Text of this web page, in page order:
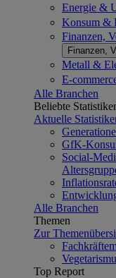
Energie &
Konsum &
Finanzen,
Finanzen,
Metall &
E-
Alle Branchen
Beliebte
Aktuelle
GfK-
Social-
Alle Branchen
Themen
Zur
Top Report